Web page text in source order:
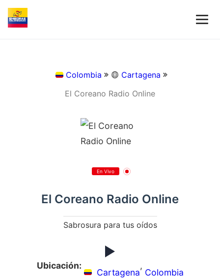
Colombia
Cartagena
El Coreano Radio Online
En Vivo
El Coreano Radio Online
Sabrosura para tus oídos
Ubicación:
Cartagena
,
Colombia